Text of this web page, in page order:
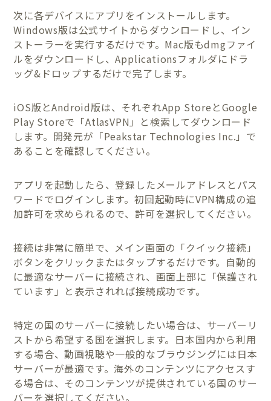
次に各デバイスにアプリをインストールします。
Windows版は公式サイトからダウンロードし、イン
ストーラーを実行するだけです。Mac版もdmgファイ
ルをダウンロードし、Applicationsフォルダにドラ
ッグ&ドロップするだけで完了します。
iOS版とAndroid版は、それぞれApp StoreとGoogle
Play Storeで「AtlasVPN」と検索してダウンロード
します。開発元が「Peakstar Technologies Inc.」で
あることを確認してください。
アプリを起動したら、登録したメールアドレスとパス
ワードでログインします。初回起動時にVPN構成の追
加許可を求められるので、許可を選択してください。
接続は非常に簡単で、メイン画面の「クイック接続」
ボタンをクリックまたはタップするだけです。自動的
に最適なサーバーに接続され、画面上部に「保護され
ています」と表示されれば接続成功です。
特定の国のサーバーに接続したい場合は、サーバーリ
ストから希望する国を選択します。日本国内から利用
する場合、動画視聴や一般的なブラウジングには日本
サーバーが最適です。海外のコンテンツにアクセスす
る場合は、そのコンテンツが提供されている国のサー
バーを選択してください。